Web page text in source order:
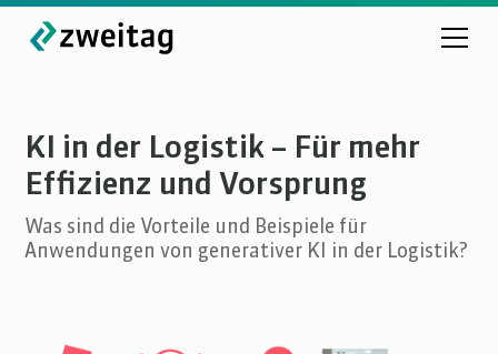
KI in der Logistik – Für mehr
Effizienz und Vorsprung
Was sind die Vorteile und Beispiele für
Anwendungen von generativer KI in der Logistik?